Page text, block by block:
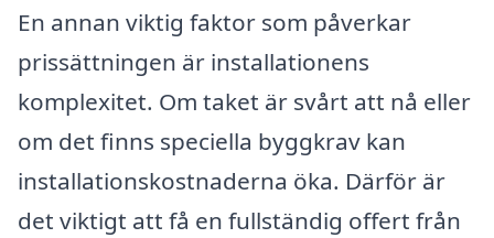
En annan viktig faktor som påverkar
prissättningen är installationens
komplexitet. Om taket är svårt att nå eller
om det finns speciella byggkrav kan
installationskostnaderna öka. Därför är
det viktigt att få en fullständig offert från